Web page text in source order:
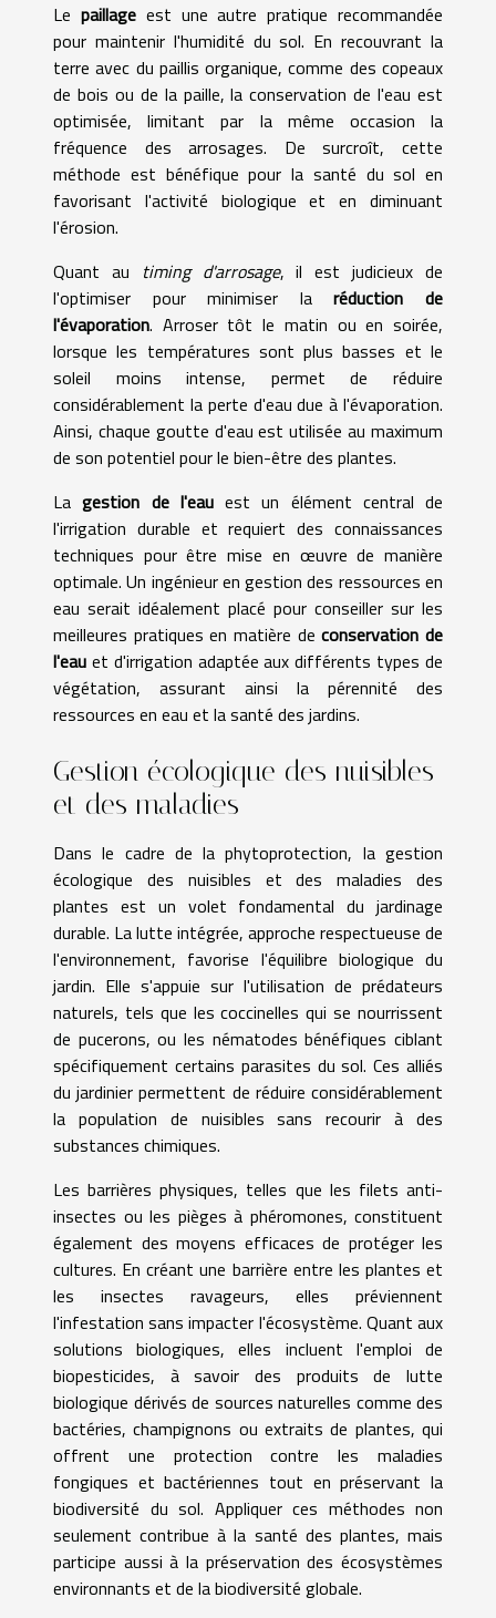
Le paillageest une autre pratique recommandée
pour maintenir l'humidité du sol. En recouvrant la
terre avec du paillis organique, comme des copeaux
de bois ou de la paille, la conservation de l'eau est
optimisée, limitant par la même occasion la
fréquence des arrosages. De surcroît, cette
méthode est bénéfique pour la santé du sol en
favorisant l'activité biologique et en diminuant
l'érosion.
Quant au timing d'arrosage, il est judicieux de
l'optimiser pour minimiser laréduction de
l'évaporation. Arroser tôt le matin ou en soirée,
lorsque les températures sont plus basses et le
soleil moins intense, permet de réduire
considérablement la perte d'eau due à l'évaporation.
Ainsi, chaque goutte d'eau est utilisée au maximum
de son potentiel pour le bien-être des plantes.
Lagestion de l'eauest un élément central de
l'irrigation durable et requiert des connaissances
techniques pour être mise en œuvre de manière
optimale. Un ingénieur en gestion des ressources en
eau serait idéalement placé pour conseiller sur les
meilleures pratiques en matière deconservation de
l'eau et d'irrigation adaptée aux différents types de
végétation, assurant ainsi la pérennité des
ressources en eau et la santé des jardins.
Gestion écologique des nuisibles
et des maladies
Dans le cadre de la phytoprotection, la gestion
écologique des nuisibles et des maladies des
plantes est un volet fondamental du jardinage
durable. La lutte intégrée, approche respectueuse de
l'environnement, favorise l'équilibre biologique du
jardin. Elle s'appuie sur l'utilisation de prédateurs
naturels, tels que les coccinelles qui se nourrissent
de pucerons, ou les nématodes bénéfiques ciblant
spécifiquement certains parasites du sol. Ces alliés
du jardinier permettent de réduire considérablement
la population de nuisibles sans recourir à des
substances chimiques.
Les barrières physiques, telles que les filets anti-
insectes ou les pièges à phéromones, constituent
également des moyens efficaces de protéger les
cultures. En créant une barrière entre les plantes et
les insectes ravageurs, elles préviennent
l'infestation sans impacter l'écosystème. Quant aux
solutions biologiques, elles incluent l'emploi de
biopesticides, à savoir des produits de lutte
biologique dérivés de sources naturelles comme des
bactéries, champignons ou extraits de plantes, qui
offrent une protection contre les maladies
fongiques et bactériennes tout en préservant la
biodiversité du sol. Appliquer ces méthodes non
seulement contribue à la santé des plantes, mais
participe aussi à la préservation des écosystèmes
environnants et de la biodiversité globale.